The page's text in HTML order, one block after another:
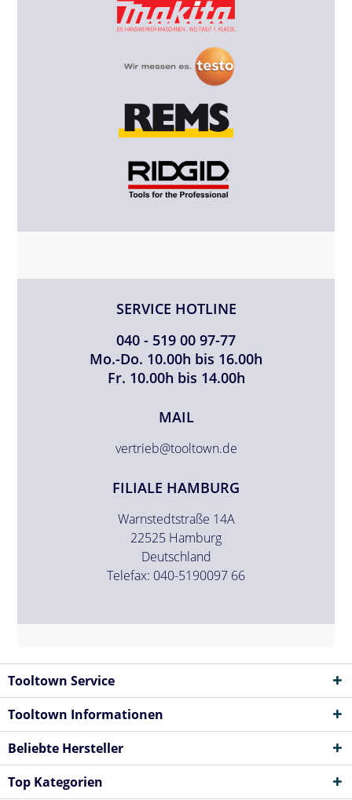
SERVICE HOTLINE
040 - 519 00 97-77
Mo.-Do. 10.00h bis 16.00h
Fr. 10.00h bis 14.00h
MAIL
vertrieb@tooltown.de
FILIALE HAMBURG
Warnstedtstraße 14A
22525 Hamburg
Deutschland
Telefax: 040-5190097 66
Tooltown Service
Tooltown Informationen
Beliebte Hersteller
Top Kategorien